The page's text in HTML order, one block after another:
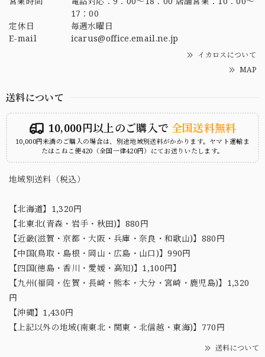
17：00
定休日
毎週水曜日
E-mail
icarus@office.email.ne.jp
イカロスについて
MAP
送料について
10,000円以上のご購入で 全国送料無料
10,000円未満のご購入の場合は、別途地域別送料がかかります。ヤマト運輸ま
たはこねこ便420（全国一律420円）にてお送りいたします。
地域別送料（税込）
【北海道】1,320円
【北東北(青森・岩手・秋田)】880円
【近畿(滋賀・京都・大阪・兵庫・奈良・和歌山)】880円
【中国(鳥取・島根・岡山・広島・山口)】990円
【四国(徳島・香川・愛媛・高知)】1,100円】
【九州(福岡・佐賀・長崎・熊本・大分・宮崎・鹿児島)】1,320
円
【沖縄】1,430円
【上記以外の地域(南東北・関東・北信越・東海)】770円
送料について